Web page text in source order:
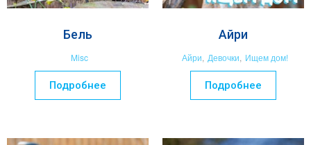
Бель
Misc
Подробнее
Айри
Айри, Девочки, Ищем дом!
Подробнее